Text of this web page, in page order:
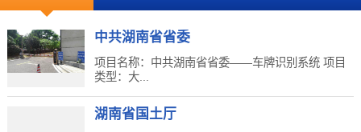
中共湖南省省委
项目名称：中共湖南省省委——车牌识别系统 项目
类型：大...
湖南省国土厅